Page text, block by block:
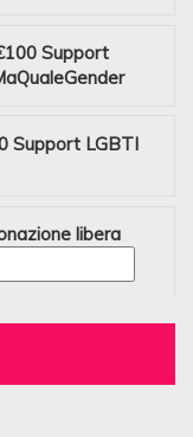
Support
Support LGBTI
libera